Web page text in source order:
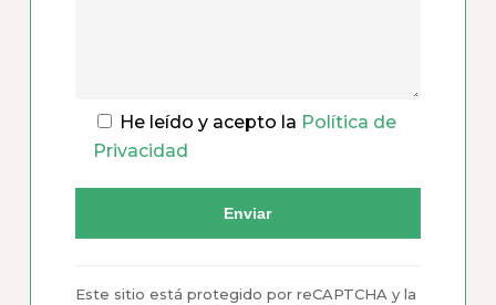
He leído y acepto la Política de
Privacidad
Este sitio está protegido por reCAPTCHA y la